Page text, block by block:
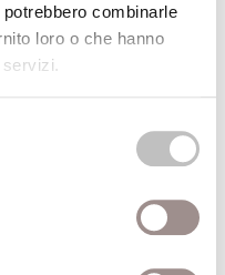
combinarle
loro o che hanno